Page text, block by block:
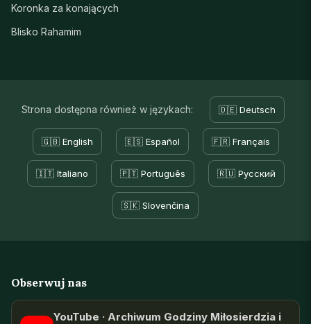
Koronka za konających
Blisko Rahamim
Strona dostępna również w językach: 🇩🇪 Deutsch
🇬🇧 English 🇪🇸 Español 🇫🇷 Français
🇮🇹 Italiano 🇵🇹 Português 🇷🇺 Русский
🇸🇰 Slovenčina
Obserwuj nas
YouTube · Archiwum Godziny Miłosierdzia i